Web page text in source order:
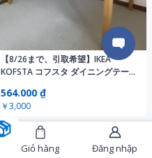
【8/26まで、引取希望】IKEA
KOFSTA コフスタ ダイニングテーブ
564.000 ₫
￥3,000
Giỏ hàng Đăng nhập